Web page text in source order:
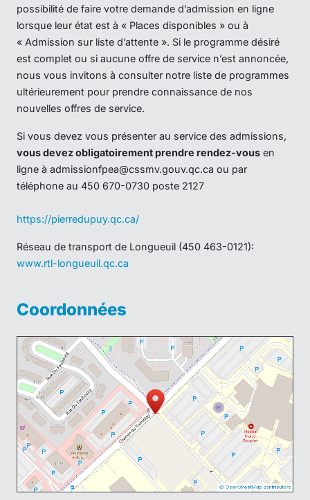
Coordonnées
possibilité de faire votre demande d’admission en ligne
lorsque leur état est à « Places disponibles » ou à
« Admission sur liste d’attente ». Si le programme désiré
est complet ou si aucune offre de service n’est annoncée,
nous vous invitons à consulter notre liste de programmes
ultérieurement pour prendre connaissance de nos
nouvelles offres de service.
Si vous devez vous présenter au service des admissions,
vous devez obligatoirement prendre rendez-vous en
ligne à admissionfpea@cssmv.gouv.qc.ca ou par
téléphone au 450 670-0730 poste 2127
https://pierredupuy.qc.ca/
Réseau de transport de Longueuil (450 463-0121):
www.rtl-longueuil.qc.ca